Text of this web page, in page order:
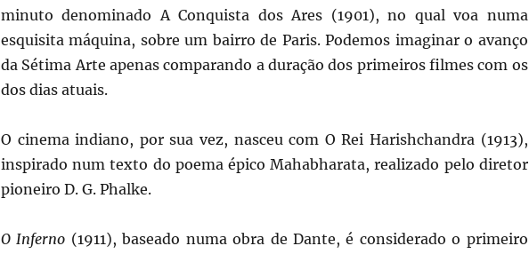
minuto denominado A Conquista dos Ares (1901), no qual voa numa
esquisita máquina, sobre um bairro de Paris. Podemos imaginar o avanço
da Sétima Arte apenas comparando a duração dos primeiros filmes com os
dos dias atuais.
O cinema indiano, por sua vez, nasceu com O Rei Harishchandra (1913),
inspirado num texto do poema épico Mahabharata, realizado pelo diretor
pioneiro D. G. Phalke.
O Inferno (1911), baseado numa obra de Dante, é considerado o primeiro